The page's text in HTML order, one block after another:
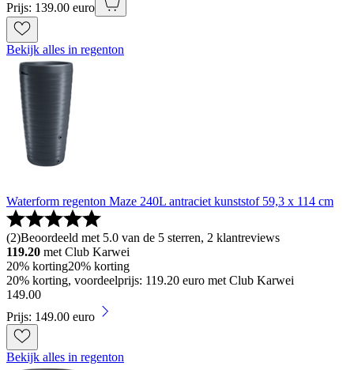
Prijs: 139.00 euro
Bekijk alles in regenton
Waterform regenton Maze 240L antraciet kunststof 59,3 x 114 cm
(2)Beoordeeld met 5.0 van de 5 sterren, 2 klantreviews
119.20 met Club Karwei
20% korting20% korting
20% korting, voordeelprijs: 119.20 euro met Club Karwei
149.00
Prijs: 149.00 euro
Bekijk alles in regenton